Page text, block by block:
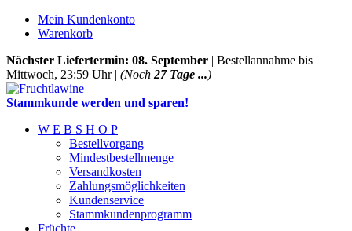
Mein Kundenkonto
Warenkorb
Nächster Liefertermin: 08. September | Bestellannahme bis
Mittwoch, 23:59 Uhr | (Noch 27 Tage ...)
Stammkunde werden und sparen!
W E B S H O P
Bestellvorgang
Mindestbestellmenge
Versandkosten
Zahlungsmöglichkeiten
Kundenservice
Stammkundenprogramm
Früchte